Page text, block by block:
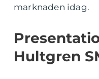
marknaden idag.
Hultgren